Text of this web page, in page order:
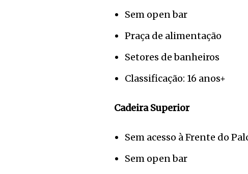
Sem open bar
Praça de alimentação
Setores de banheiros
Classificação: 16 anos+
Cadeira Superior
Sem acesso à Frente do
Sem open bar